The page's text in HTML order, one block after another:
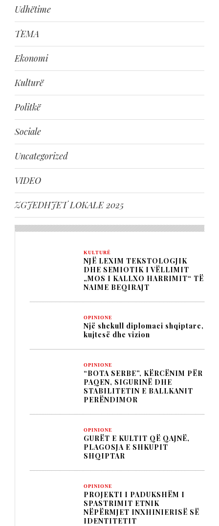
Udhëtime
TEMA
Ekonomi
Kulturë
Politkë
Sociale
Uncategorized
VIDEO
ZGJEDHJET LOKALE 2025
KULTURË
NJË LEXIM TEKSTOLOGJIK
DHE SEMIOTIK I VËLLIMIT
„MOS I KALLXO HARRIMIT“ TË
NAIME BEQIRAJT
OPINIONE
Një shekull diplomaci shqiptare,
kujtesë dhe vizion
OPINIONE
“BOTA SERBE”, KËRCËNIM PËR
PAQEN, SIGURINË DHE
STABILITETIN E BALLKANIT
PERËNDIMOR
OPINIONE
GURËT E KULTIT QË QAJNË,
PLAGOSJA E SHKUPIT
SHQIPTAR
OPINIONE
PROJEKTI I PADUKSHËM I
SPASTRIMIT ETNIK
NËPËRMJET INXHINIERISË SË
IDENTITETIT